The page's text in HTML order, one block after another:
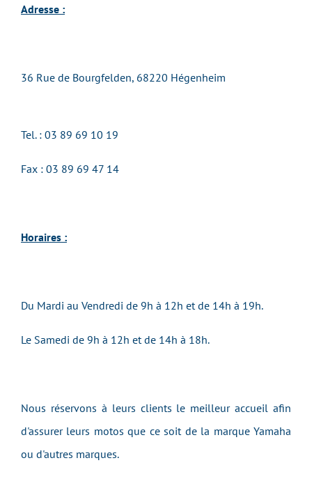
Adresse :
36 Rue de Bourgfelden, 68220 Hégenheim
Tel. : 03 89 69 10 19
Fax : 03 89 69 47 14
Horaires :
Du Mardi au Vendredi de 9h à 12h et de 14h à 19h.
Le Samedi de 9h à 12h et de 14h à 18h.
Nous réservons à leurs clients le meilleur accueil afin
d'assurer leurs motos que ce soit de la marque Yamaha
ou d'autres marques.